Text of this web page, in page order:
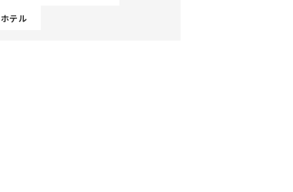
ホテル